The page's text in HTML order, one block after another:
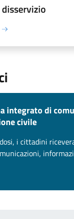
integrato di
civile
i cittadini